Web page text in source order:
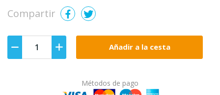
Compartir
Añadir a la cesta
Métodos de pago